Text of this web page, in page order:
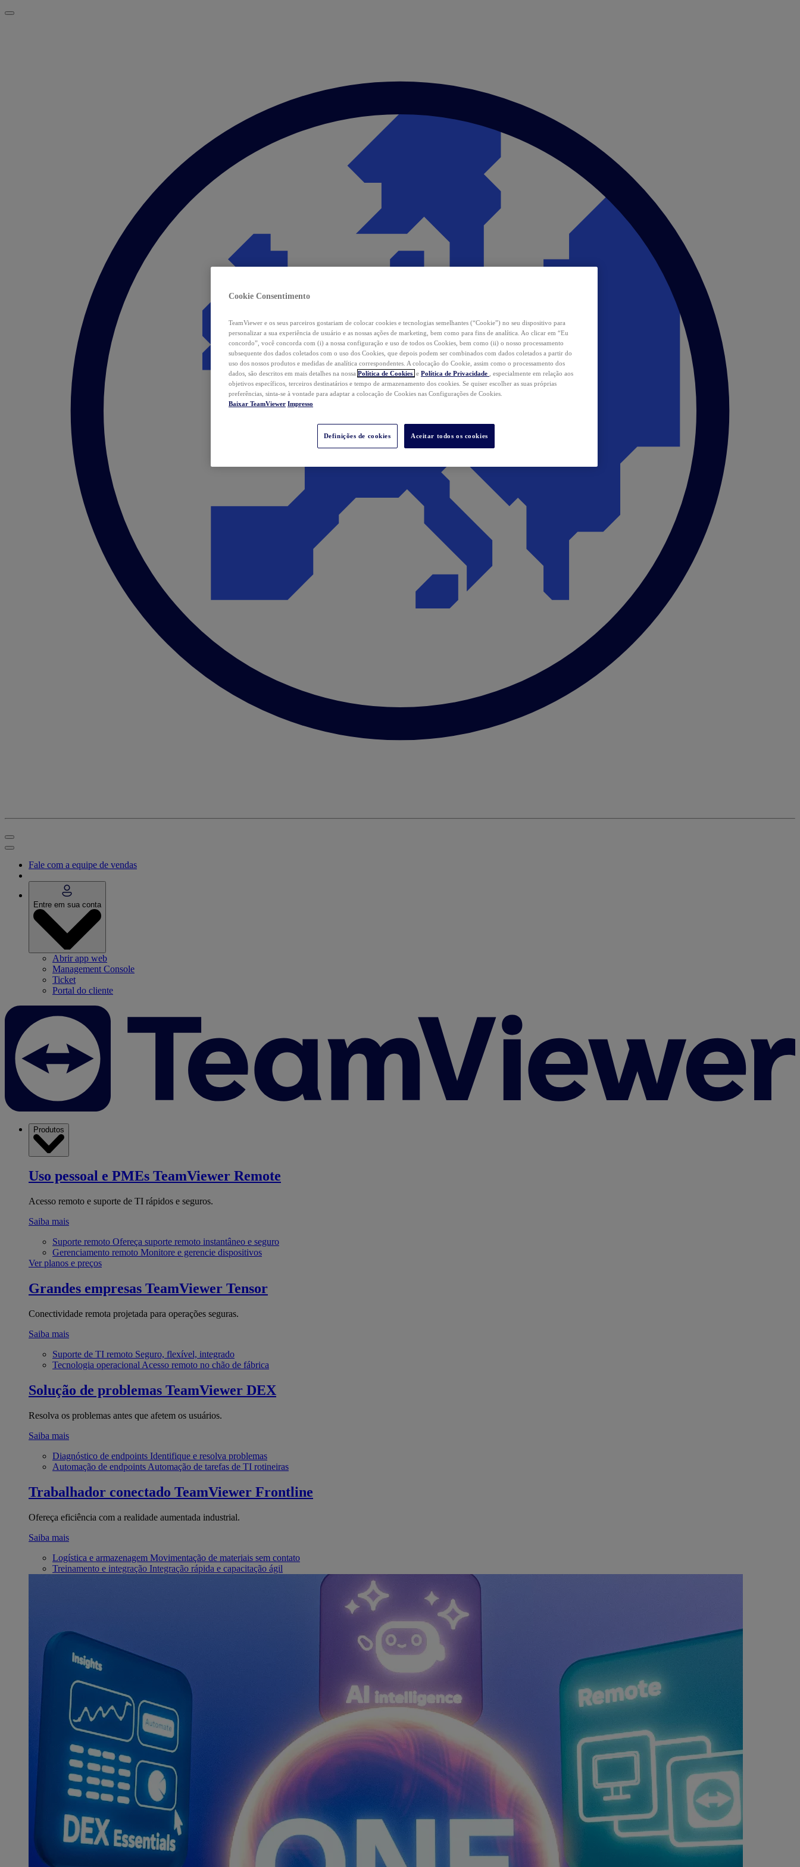
Fale com a equipe de vendas
Entre em sua conta
Abrir app web
Management Console
Ticket
Portal do cliente
Produtos
Uso pessoal e PMEs TeamViewer Remote
Acesso remoto e suporte de TI rápidos e seguros.
Saiba mais
Suporte remoto Ofereça suporte remoto instantâneo e seguro
Gerenciamento remoto Monitore e gerencie dispositivos
Ver planos e preços
Grandes empresas TeamViewer Tensor
Conectividade remota projetada para operações seguras.
Saiba mais
Suporte de TI remoto Seguro, flexível, integrado
Tecnologia operacional Acesso remoto no chão de fábrica
Solução de problemas TeamViewer DEX
Resolva os problemas antes que afetem os usuários.
Saiba mais
Diagnóstico de endpoints Identifique e resolva problemas
Automação de endpoints Automação de tarefas de TI rotineiras
Trabalhador conectado TeamViewer Frontline
Ofereça eficiência com a realidade aumentada industrial.
Saiba mais
Logística e armazenagem Movimentação de materiais sem contato
Treinamento e integração Integração rápida e capacitação ágil
Cookie Consentimento
TeamViewer e os seus parceiros gostariam de colocar cookies e tecnologias semelhantes (“Cookie”) no seu dispositivo para
personalizar a sua experiência de usuário e as nossas ações de marketing, bem como para fins de analítica. Ao clicar em “Eu
concordo”, você concorda com (i) a nossa configuração e uso de todos os Cookies, bem como (ii) o nosso processamento
subsequente dos dados coletados com o uso dos Cookies, que depois podem ser combinados com dados coletados a partir do
uso dos nossos produtos e medidas de analítica correspondentes. A colocação do Cookie, assim como o processamento dos
dados, são descritos em mais detalhes na nossa Política de Cookies e Política de Privacidade
, especialmente em relação aos
objetivos específicos, terceiros destinatários e tempo de armazenamento dos cookies. Se quiser escolher as suas próprias
preferências, sinta-se à vontade para adaptar a colocação de Cookies nas Configurações de Cookies.
Baixar TeamViewer Impresso
Definições de cookies Aceitar todos os cookies